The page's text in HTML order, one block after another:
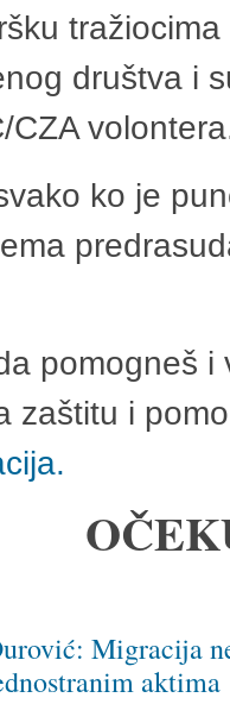
društva i
CZA
ko je
pomogneš
zaštitu i
Migracija
aktima